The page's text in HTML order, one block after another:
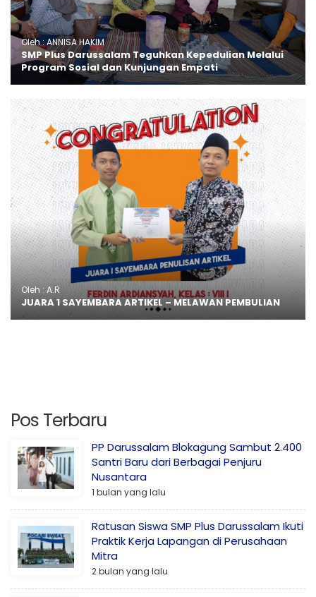
Oleh : ANNISA HAKIM
SMP Plus Darussalam Teguhkan Kepedulian Melalui
Program Sosial dan Kunjungan Empati
Oleh : A.R
JUARA 1 SAYEMBARA ARTIKEL – MELAWAN PEMBULIAN
Pos Terbaru
PP Darussalam Blokagung Sambut 2.400
Santri Baru dari Berbagai Penjuru
Nusantara
1 bulan yang lalu
Ratusan Siswa SMP Plus Darussalam Ikuti
Praktik Kerja Lapangan di Perusahaan
Mitra
2 bulan yang lalu